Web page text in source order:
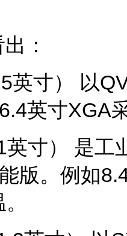
：
英寸） 以
英寸XGA
英寸） 是工
版。例如